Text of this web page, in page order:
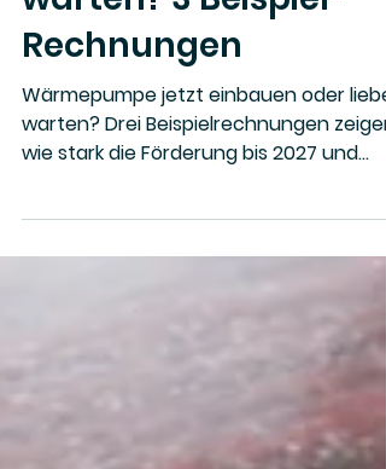
Wärmepumpe jetzt
einbauen oder noch
warten? 3 Beispiel-
Wärmepumpe jetzt einbauen oder lieber
2028 sinkt – und wann es trotzdem
sinnvoll sein kann, noch abzuwarten.